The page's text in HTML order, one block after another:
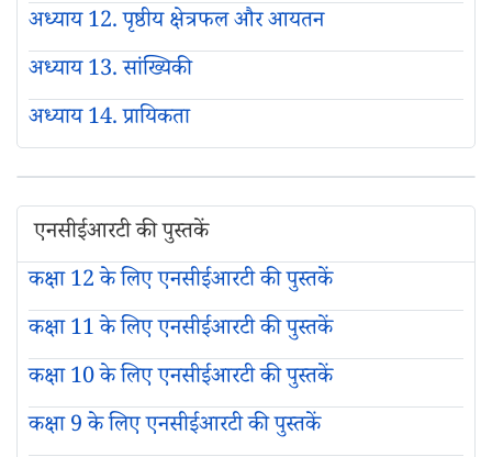
अध्याय 12. पृष्ठीय क्षेत्रफल और आयतन
अध्याय 13. सांख्यिकी
अध्याय 14. प्रायिकता
एनसीईआरटी की पुस्तकें
कक्षा 12 के लिए एनसीईआरटी की पुस्तकें
कक्षा 11 के लिए एनसीईआरटी की पुस्तकें
कक्षा 10 के लिए एनसीईआरटी की पुस्तकें
कक्षा 9 के लिए एनसीईआरटी की पुस्तकें